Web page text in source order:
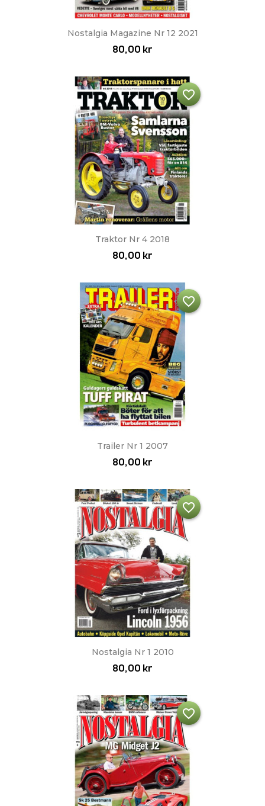
Nostalgia Magazine Nr 12 2021
80,00 kr
Traktor Nr 4 2018
80,00 kr
favorite_border
Trailer Nr 1 2007
80,00 kr
favorite_border
Nostalgia Nr 1 2010
80,00 kr
favorite_border
favorite_border